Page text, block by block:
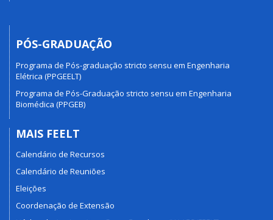
PÓS-GRADUAÇÃO
Programa de Pós-graduação stricto sensu em Engenharia
Elétrica (PPGEELT)
Programa de Pós-Graduação stricto sensu em Engenharia
Biomédica (PPGEB)
MAIS FEELT
Calendário de Recursos
Calendário de Reuniões
Eleições
Coordenação de Extensão